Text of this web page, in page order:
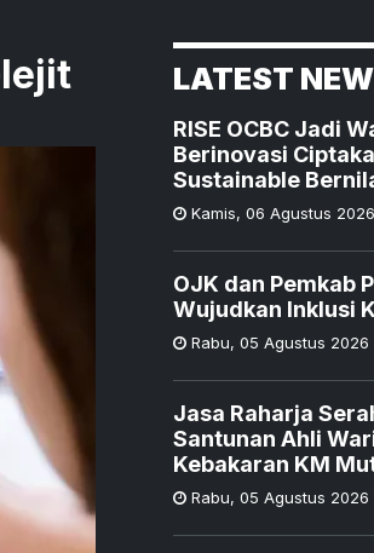
LATEST
RISE OCBC Jadi
Berinovasi
Sustainable
Kamis, 06 Agustus 2026
OJK dan Pemkab
Wujudkan Inklusi
Rabu, 05 Agustus 2026
Jasa Raharja
Santunan Ahli
Kebakaran KM
Sentosa II
Rabu, 05 Agustus 2026